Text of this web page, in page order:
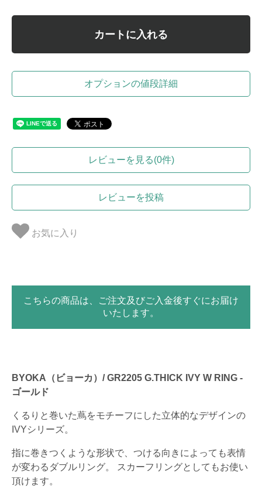
カートに入れる
オプションの値段詳細
レビューを見る(0件)
レビューを投稿
お気に入り
こちらの商品は、ご注文及びご入金後すぐにお届け
いたします。
BYOKA（ビョーカ）/ GR2205 G.THICK IVY W RING -
ゴールド
くるりと巻いた蔦をモチーフにした立体的なデザインの
IVYシリーズ。
指に巻きつくような形状で、つける向きによっても表情
が変わるダブルリング。 スカーフリングとしてもお使い
頂けます。